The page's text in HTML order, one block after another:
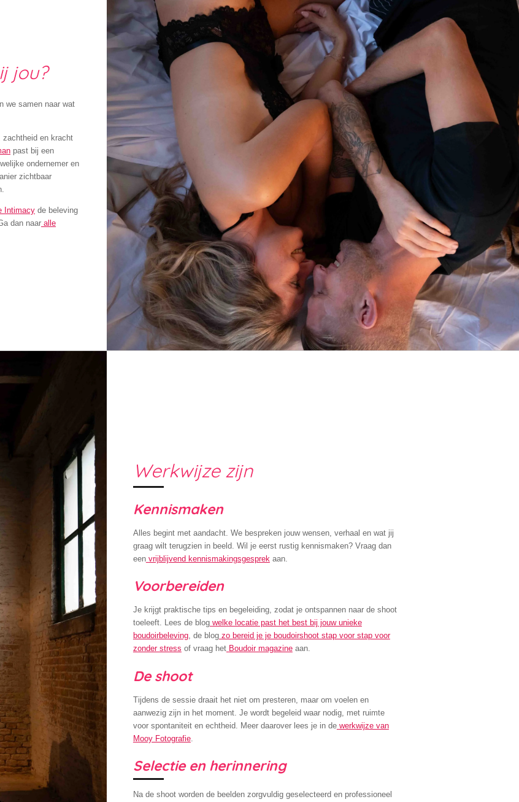
jou?
we samen naar wat
zachtheid en kracht
past bij een
ondernemer en
zichtbaar
Intimacy de beleving
dan naar alle
Werkwijze zijn
Kennismaken
Alles begint met aandacht. We bespreken jouw wensen, verhaal en wat jij
graag wilt terugzien in beeld. Wil je eerst rustig kennismaken? Vraag dan
een vrijblijvend kennismakingsgesprek aan.
Voorbereiden
Je krijgt praktische tips en begeleiding, zodat je ontspannen naar de shoot
toeleeft. Lees de blog welke locatie past het best bij jouw unieke
boudoirbeleving, de blog zo bereid je je boudoirshoot stap voor stap voor
zonder stress of vraag het Boudoir magazineaan.
De shoot
Tijdens de sessie draait het niet om presteren, maar om voelen en
aanwezig zijn in het moment. Je wordt begeleid waar nodig, met ruimte
voor spontaniteit en echtheid. Meer daarover lees je in de werkwijze van
Mooy Fotografie.
Selectie en herinnering
Na de shoot worden de beelden zorgvuldig geselecteerd en professioneel